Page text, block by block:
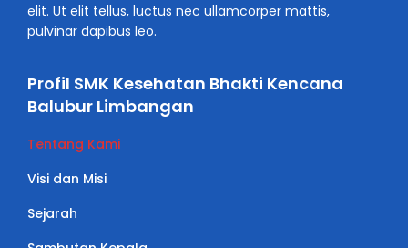
elit. Ut elit tellus, luctus nec ullamcorper mattis,
pulvinar dapibus leo.
Profil SMK Kesehatan Bhakti Kencana
Balubur Limbangan
Tentang Kami
Visi dan Misi
Sejarah